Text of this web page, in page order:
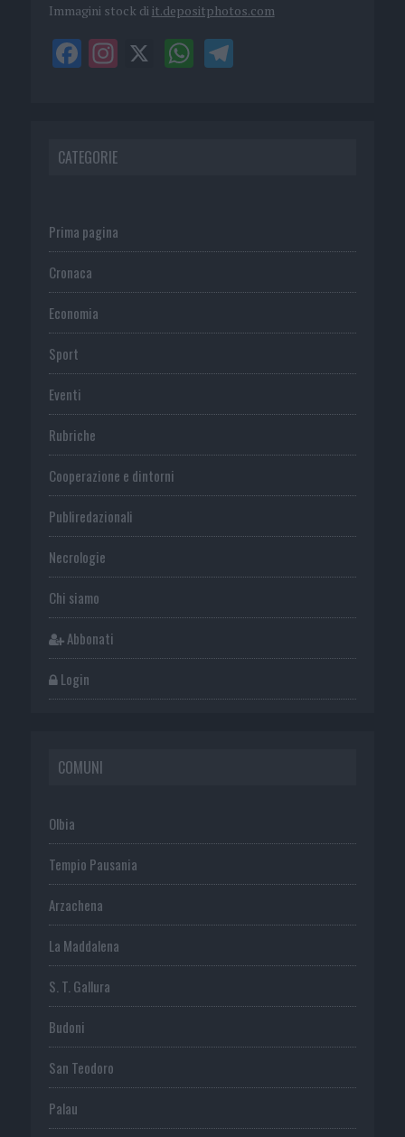
Immagini stock di it.depositphotos.com
CATEGORIE
Prima pagina
Cronaca
Economia
Sport
Eventi
Rubriche
Cooperazione e dintorni
Publiredazionali
Necrologie
Chi siamo
Abbonati
Login
COMUNI
Olbia
Tempio Pausania
Arzachena
La Maddalena
S. T. Gallura
Budoni
San Teodoro
Palau